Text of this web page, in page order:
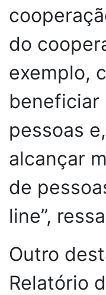
do
exemplo,
beneficiar
pessoas
alcançar
de
line”,
Outro
Relatório